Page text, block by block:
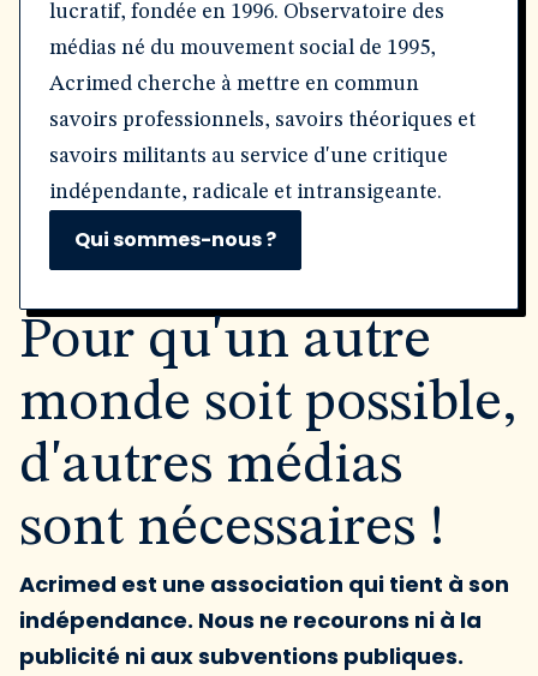
lucratif, fondée en 1996. Observatoire des
médias né du mouvement social de 1995,
Acrimed cherche à mettre en commun
savoirs professionnels, savoirs théoriques et
savoirs militants au service d'une critique
indépendante, radicale et intransigeante.
Qui sommes-nous ?
Pour qu'un autre
monde soit possible,
d'autres médias
sont nécessaires !
Acrimed est une association qui tient à son
indépendance. Nous ne recourons ni à la
publicité ni aux subventions publiques.